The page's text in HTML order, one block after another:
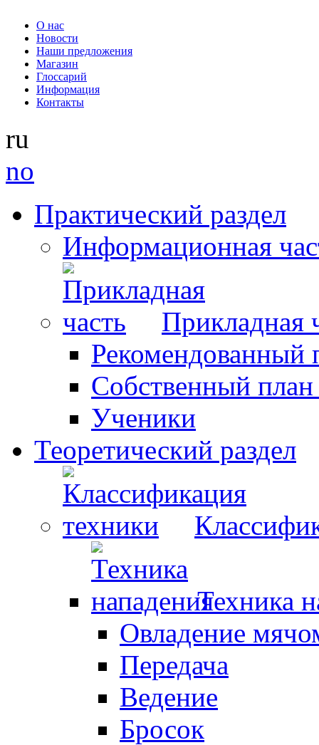
О нас
Новости
Наши предложения
Магазин
Глоссарий
Информация
Контакты
ru
no
Практический раздел
Информационная
Прикладная
Рекомендованный
Собственный
Ученики
Теоретический раздел
Техника
Овладение
Передача
Ведение
Бросок